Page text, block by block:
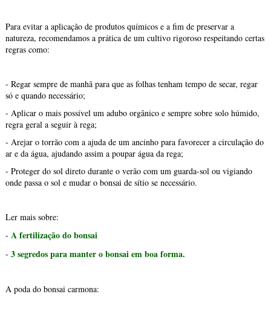
Para evitar a aplicação de produtos químicos e a fim de preservar a
natureza, recomendamos a prática de um cultivo rigoroso respeitando certas
regras como:
- Regar sempre de manhã para que as folhas tenham tempo de secar, regar
só e quando necessário;
- Aplicar o mais possível um adubo orgânico e sempre sobre solo húmido,
regra geral a seguir à rega;
- Arejar o torrão com a ajuda de um ancinho para favorecer a circulação do
ar e da água, ajudando assim a poupar água da rega;
- Proteger do sol direto durante o verão com um guarda-sol ou vigiando
onde passa o sol e mudar o bonsai de sítio se necessário.
Ler mais sobre:
- A fertilização do bonsai
- 3 segredos para manter o bonsai em boa forma.
A poda do bonsai carmona: